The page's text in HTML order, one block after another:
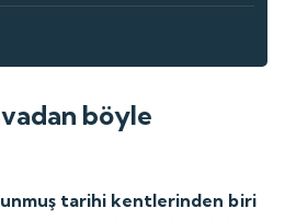
böyle
tarihi kentlerinden biri